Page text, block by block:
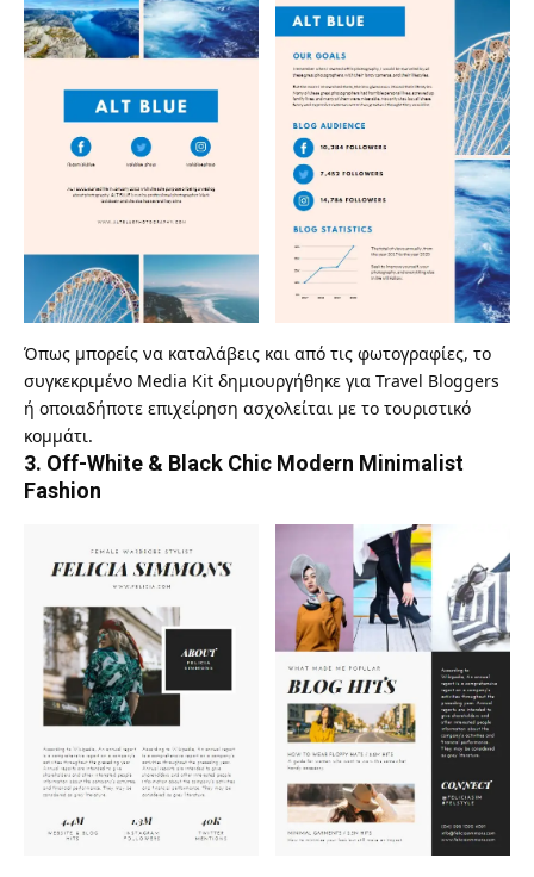
Όπως μπορείς να καταλάβεις και από τις φωτογραφίες, το
συγκεκριμένο Media Kit δημιουργήθηκε για Travel Bloggers
ή οποιαδήποτε επιχείρηση ασχολείται με το τουριστικό
κομμάτι.
3. Off-White & Black Chic Modern Minimalist
Fashion